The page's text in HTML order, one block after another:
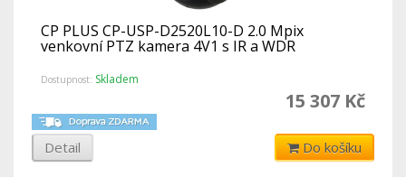
CP PLUS CP-USP-D2520L10-D 2.0 Mpix
venkovní PTZ kamera 4V1 s IR a WDR
Dostupnost: Skladem
15 307 Kč
Detail Do košíku